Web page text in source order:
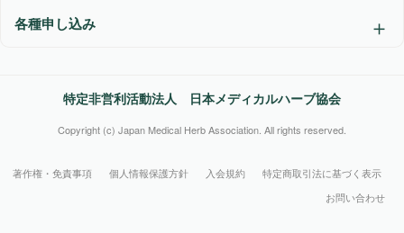
各種申し込み
特定非営利活動法人 日本メディカルハーブ協会
Copyright (c) Japan Medical Herb Association. All rights reserved.
著作権・免責事項 個人情報保護方針 入会規約
特定商取引法に基づく表示
お問い合わせ